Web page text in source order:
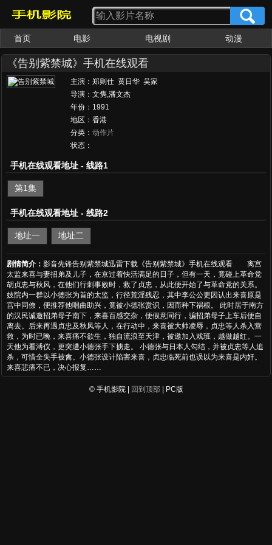
首页 电影 电视剧
动漫
女优大全
av番号
《告别紫禁城》手机在线观看
主演：郑则仕 黄日华 吴家
丽 温碧霞 Carrie Ng
导演：文隽,潘文杰
年份：1991
地区：香港
分类： 动作片
状态：
手机在线观看地址 - 线路1
第1集
手机在线观看地址 - 线路2
地址一 地址二
剧情简介： 影音先锋告别紫禁城迅雷下载《告别紫禁城》手机在线观看 离宫
太监来喜与妻招弟及儿子，在京过着快活满足的日子，但有一天，竟碰上革命党
胡贞忠与秋风，在他们行刺事败时，救了贞忠，从此便开始了与革命党的关系。
妓院内一群以小德张为首的太监，行径荒淫残忍，其中李公公更因认出来喜原是
宫中同僚，便推荐他唱曲助兴，竟被小德张赏识，因而种下祸根。 此时居于南方
的汉民诚邀招弟母子南下，来喜百感交杂，便假意同行，骗招弟母子上车后便自
离去。后来再遇贞忠及秋风等人，在行动中，来喜被大帅凌辱，贞忠等人杀入营
救，为时已晚，来喜痛不欲生，独自流浪至天津，被邀加入戏班，越做越红。一
天他为看溥仪，更突遭小德张手下掳走。 小德张与日本人勾结，并被贞忠等人追
杀，可惜全失手被禽。小德张设计陷害来喜，贞忠临死前也误以为来喜是内奸。
来喜悲痛不已，决心报复……
© 手机影院 | 回到顶部| PC版